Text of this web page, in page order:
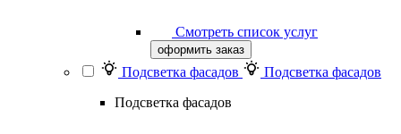
Смотреть список услуг
оформить заказ
Подсветка фасадов
Подсветка фасадов
Подсветка фасадов